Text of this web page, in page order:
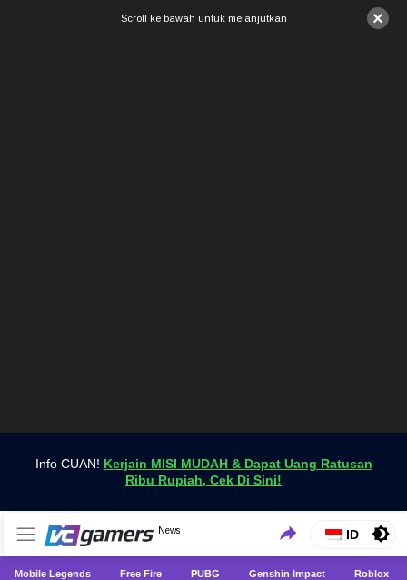
×
Scroll ke bawah untuk melanjutkan
Info CUAN! Kerjain MISI MUDAH & Dapat Uang Ratusan
Ribu Rupiah, Cek Di Sini!
VCGamers News
News
Dapatkan Berita Games Terbaru Hanya di VCGamers
ID
Mobile Legends Free Fire PUBG Genshin Impact Roblox